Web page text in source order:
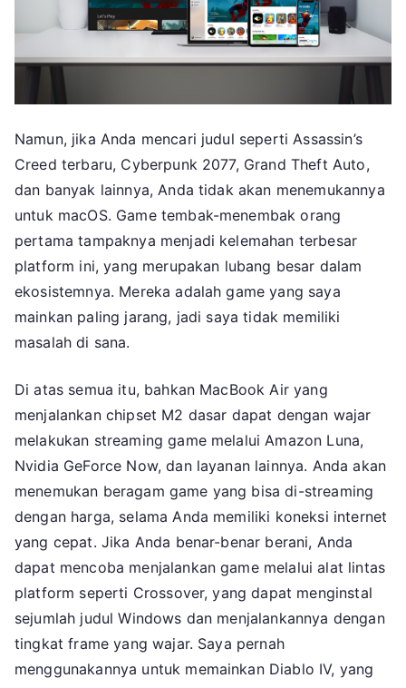
Namun, jika Anda mencari judul seperti Assassin’s
Creed terbaru, Cyberpunk 2077, Grand Theft Auto,
dan banyak lainnya, Anda tidak akan menemukannya
untuk macOS. Game tembak-menembak orang
pertama tampaknya menjadi kelemahan terbesar
platform ini, yang merupakan lubang besar dalam
ekosistemnya. Mereka adalah game yang saya
mainkan paling jarang, jadi saya tidak memiliki
masalah di sana.
Di atas semua itu, bahkan MacBook Air yang
menjalankan chipset M2 dasar dapat dengan wajar
melakukan streaming game melalui Amazon Luna,
Nvidia GeForce Now, dan layanan lainnya. Anda akan
menemukan beragam game yang bisa di-streaming
dengan harga, selama Anda memiliki koneksi internet
yang cepat. Jika Anda benar-benar berani, Anda
dapat mencoba menjalankan game melalui alat lintas
platform seperti Crossover, yang dapat menginstal
sejumlah judul Windows dan menjalankannya dengan
tingkat frame yang wajar. Saya pernah
menggunakannya untuk memainkan Diablo IV, yang